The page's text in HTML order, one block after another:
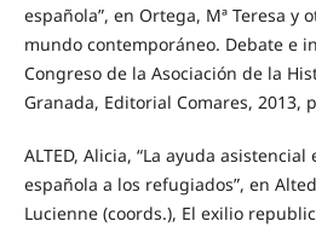
española”, en Ortega, Mª Teresa y
mundo contemporáneo. Debate e
Congreso de la Asociación de la
Granada, Editorial Comares, 2013,
ALTED, Alicia, “La ayuda
española a los refugiados”, en
Lucienne (coords.), El exilio